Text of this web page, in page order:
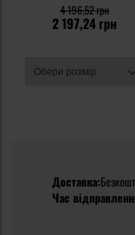
2 197,24 грн
4 196,52 грн
Доставка:
Час